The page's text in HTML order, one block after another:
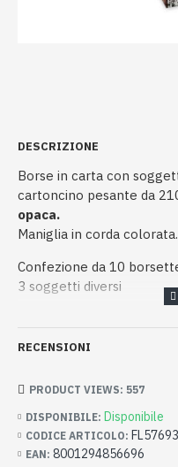
DESCRIZIONE
Borse in carta con
cartoncino pesante da
opaca.
Maniglia in corda colorata.
Confezione da 10
3 soggetti diversi
RECENSIONI
DISPONIBILE: Disponibile
CODICE ARTICOLO: FL57693
EAN: 8001294856696
PRODUCT VIEWS: 557